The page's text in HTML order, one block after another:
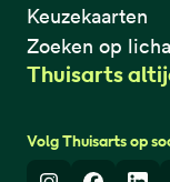
Keuzekaarten
Zoeken op
Thuisarts
Volg Thuisarts op